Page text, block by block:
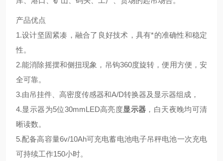
产品优点
1.设计坚固紧凑，融合了良好技术，具有*的准确性和稳定
性。
2.能消除摇摆和侧扭现象，吊钩360度旋转，便用方便，安
全可靠。
3.由吊挂件、高密度传感器和A/D转换器及显示器组成，
4.显示器为5位30mmLED高亮度显示器 ，白天夜晚均可清
晰读数。
5.配备高容量6v/10Ah可充电蓄电池电子吊秤电池一次充电
可持续工作150小时。